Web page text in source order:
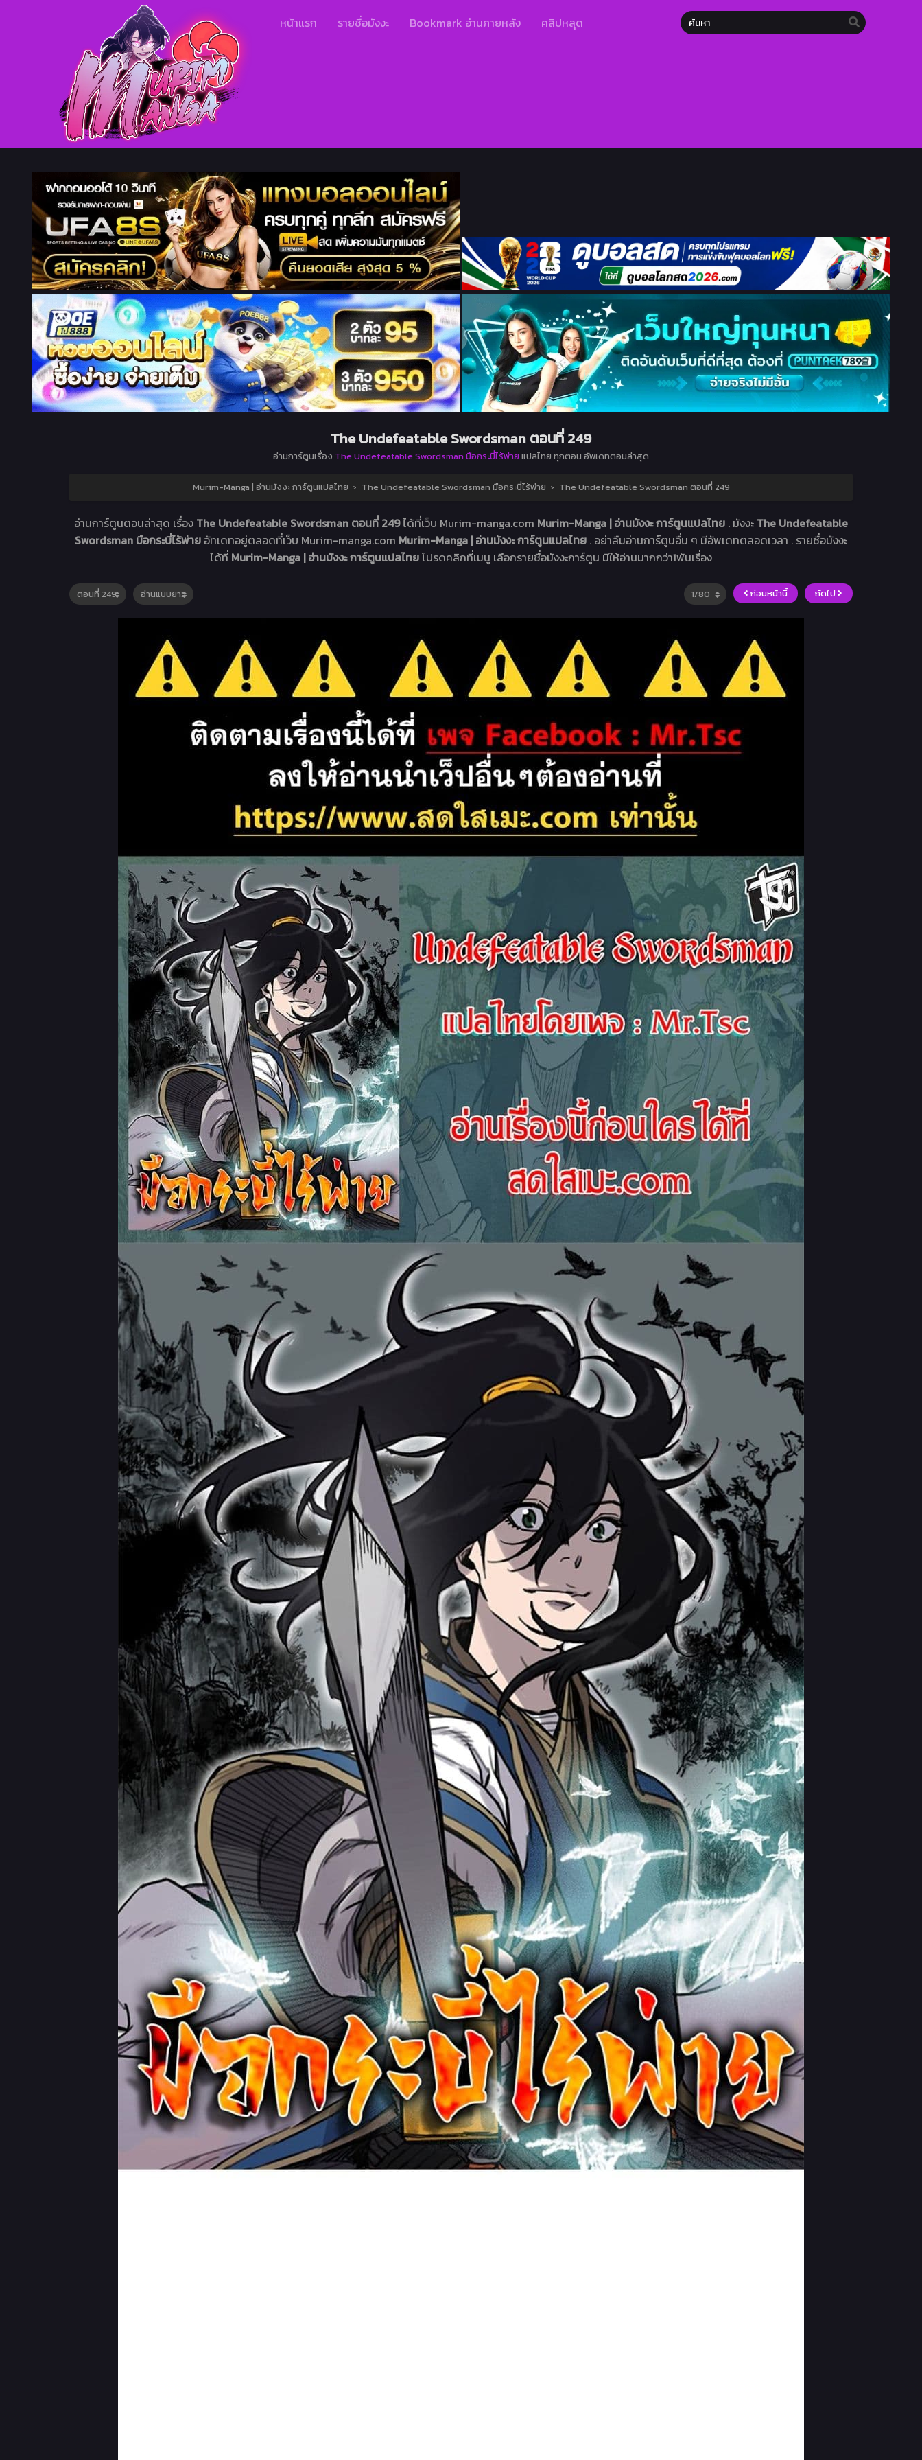
หน้าแรก รายชื่อมังงะ Bookmark อ่านภายหลัง คลิปหลุด
The Undefeatable Swordsman ตอนที่ 249
อ่านการ์ตูนเรื่อง The Undefeatable Swordsman มือกระบี่ไร้พ่าย แปลไทย ทุกตอน อัพเดทตอนล่าสุด
Murim-Manga | อ่านมังงะ การ์ตูนแปลไทย › The Undefeatable Swordsman มือกระบี่ไร้พ่าย › The Undefeatable Swordsman ตอนที่ 249
อ่านการ์ตูนตอนล่าสุด เรื่อง The Undefeatable Swordsman ตอนที่ 249ได้ที่เว็บ Murim-manga.com Murim-Manga | อ่านมังงะ การ์ตูนแปลไทย . มังงะ The Undefeatable
Swordsman มือกระบี่ไร้พ่าย อัทเดทอยู่ตลอดที่เว็บ Murim-manga.com Murim-Manga | อ่านมังงะ การ์ตูนแปลไทย . อย่าลืมอ่านการ์ตูนอื่น ๆ มีอัพเดทตลอดเวลา . รายชื่อมังงะ
ได้ที่ Murim-Manga | อ่านมังงะ การ์ตูนแปลไทยโปรดคลิกที่เมนู เลือกรายชื่อมังงะการ์ตูน มีให้อ่านมากกว่า1พันเรื่อง
ก่อนหน้านี้ ถัดไป